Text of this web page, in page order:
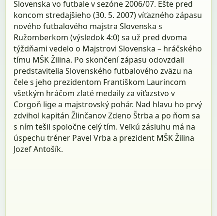
Slovenska vo futbale v sezóne 2006/07. Ešte pred
koncom stredajšieho (30. 5. 2007) víťazného zápasu
nového futbalového majstra Slovenska s
Ružomberkom (výsledok 4:0) sa už pred dvoma
týždňami vedelo o Majstrovi Slovenska – hráčského
tímu MŠK Žilina. Po skončení zápasu odovzdali
predstavitelia Slovenského futbalového zväzu na
čele s jeho prezidentom Františkom Laurincom
všetkým hráčom zlaté medaily za víťazstvo v
Corgoň lige a majstrovský pohár. Nad hlavu ho prvý
zdvihol kapitán Žlinčanov Zdeno Štrba a po ňom sa
s ním tešil spoločne celý tím. Veľkú zásluhu má na
úspechu tréner Pavel Vrba a prezident MŠK Žilina
Jozef Antošík.